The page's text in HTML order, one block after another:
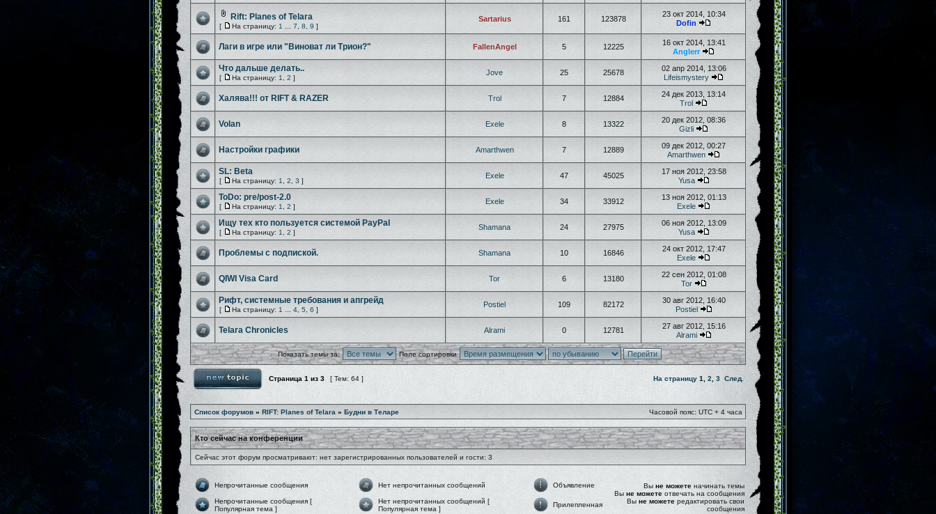
Rift: Planes of Telara
[ На страницу: 1 7 8 9 ]
Sartarius 161 123878
23 окт 2014, 10:34
Dofin
Лаги в игре или "Виноват ли Трион?" FallenAngel 5 12225
16 окт 2014, 13:41
Anglerr
Что дальше делать..
[ На страницу: 1 2 ]
Jove 25 25678
02 апр 2014, 13:06
Lifeismystery
Халява!!! от RIFT & RAZER Trol 7 12884
24 дек 2013, 13:14
Trol
Volan Exele 8 13322
20 дек 2012, 08:36
Gizli
Настройки графики Amarthwen 7 12889
09 дек 2012, 00:27
Amarthwen
SL: Beta
[ На страницу: 1 2 3 ]
Exele 47 45025
17 ноя 2012, 23:58
Yusa
ToDo: pre/post-2.0
[ На страницу: 1 2 ]
Exele 34 33912
13 ноя 2012, 01:13
Exele
Ищу тех кто пользуется системой PayPal
[ На страницу: 1 2 ]
Shamana 24 27975
06 ноя 2012, 13:09
Yusa
Проблемы с подпиской. Shamana 10 16846
24 окт 2012, 17:47
Exele
QIWI Visa Card Tor 6 13180
22 сен 2012, 01:08
Tor
Рифт, системные требования и апгрейд
[ На страницу: 1 4 5 6 ]
Postiel 109 82172
30 авг 2012, 16:40
Postiel
Telara Chronicles Alrami 0 12781
27 авг 2012, 15:16
Alrami
Показать темы за: Поле сортировки
Страница 1 из 3 [ Тем: 64 ] На страницу 1 2 3 След.
Список форумов » RIFT: Planes of Telara » Будни в Теларе Часовой пояс: UTC + 4 часа
Кто сейчас на конференции
Сейчас этот форум просматривают: нет зарегистрированных пользователей и гости: 3
Непрочитанные сообщения Нет непрочитанных сообщений Объявление
Непрочитанные сообщения [
Популярная тема ]
Нет непрочитанных сообщений [
Популярная тема ]
Прилепленная
Вы не можете начинать темы
Вы не можете отвечать на сообщения
Вы не можете редактировать свои
сообщения